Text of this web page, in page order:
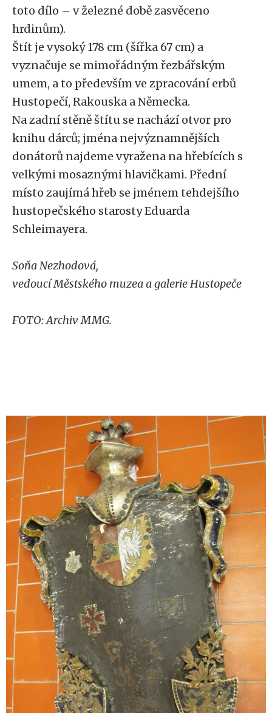
toto dílo – v železné době zasvěceno
hrdinům).
Štít je vysoký 178 cm (šířka 67 cm) a
vyznačuje se mimořádným řezbářským
umem, a to především ve zpracování erbů
Hustopečí, Rakouska a Německa.
Na zadní stěně štítu se nachází otvor pro
knihu dárců; jména nejvýznamnějších
donátorů najdeme vyražena na hřebících s
velkými mosaznými hlavičkami. Přední
místo zaujímá hřeb se jménem tehdejšího
hustopečského starosty Eduarda
Schleimayera.
Soňa Nezhodová,
vedoucí Městského muzea a galerie Hustopeče
FOTO: Archiv MMG.